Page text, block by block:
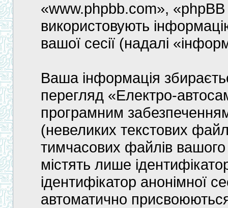
«www.phpbb.com»,
використовують
вашої сесії (надалі
Ваша інформація
перегляд «Електро-
програмним
(невеликих текстових
тимчасових файлів
містять лише
ідентифікатор анонімної
автоматично